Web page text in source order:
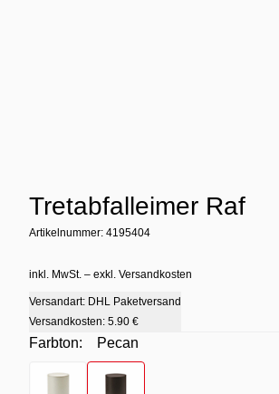
Tretabfalleimer Raf
Artikelnummer: 4195404
inkl. MwSt. – exkl. Versandkosten
Versandart: DHL Paketversand
Versandkosten: 5.90 €
Farbton:
Pecan
Farbton
- Desert
Farbton